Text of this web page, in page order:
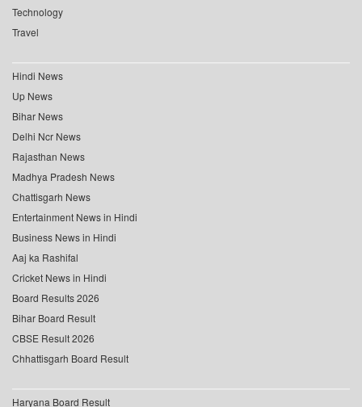
Technology
Travel
Hindi News
Up News
Bihar News
Delhi Ncr News
Rajasthan News
Madhya Pradesh News
Chattisgarh News
Entertainment News in Hindi
Business News in Hindi
Aaj ka Rashifal
Cricket News in Hindi
Board Results 2026
Bihar Board Result
CBSE Result 2026
Chhattisgarh Board Result
Haryana Board Result